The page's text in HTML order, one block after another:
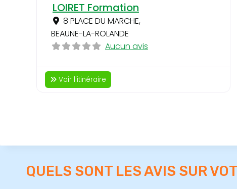
LOIRET Formation
8 PLACE DU MARCHE,
BEAUNE-LA-ROLANDE
Aucun avis
Voir l'itinéraire
QUELS SONT LES AVIS SUR